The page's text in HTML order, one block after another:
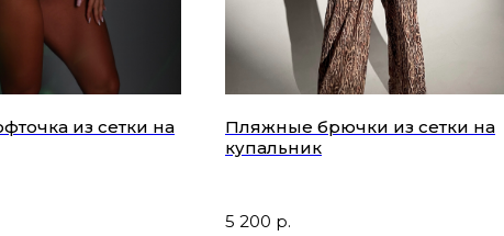
из сетки на
Пляжные брючки из сетки на
купальник
5 200 р.